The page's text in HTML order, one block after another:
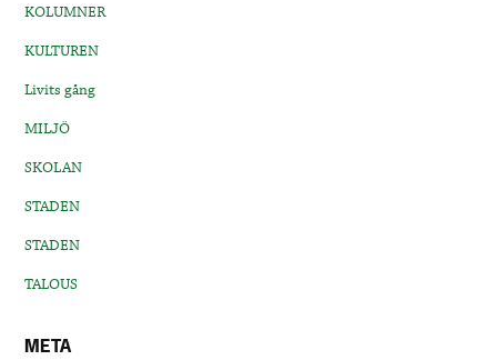
KOLUMNER
KULTUREN
Livits gång
MILJÖ
SKOLAN
STADEN
STADEN
TALOUS
META